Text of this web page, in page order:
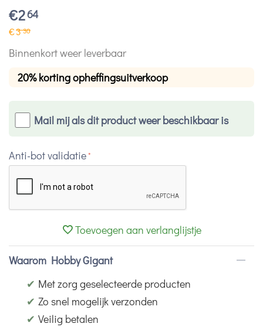
€264
€330
Binnenkort weer leverbaar
20% korting opheffingsuitverkoop
Mail mij als dit product weer beschikbaar is
Anti-bot validatie
Toevoegen aan verlanglijstje
Waarom Hobby Gigant
✔ Met zorg geselecteerde producten
✔ Zo snel mogelijk verzonden
✔ Veilig betalen